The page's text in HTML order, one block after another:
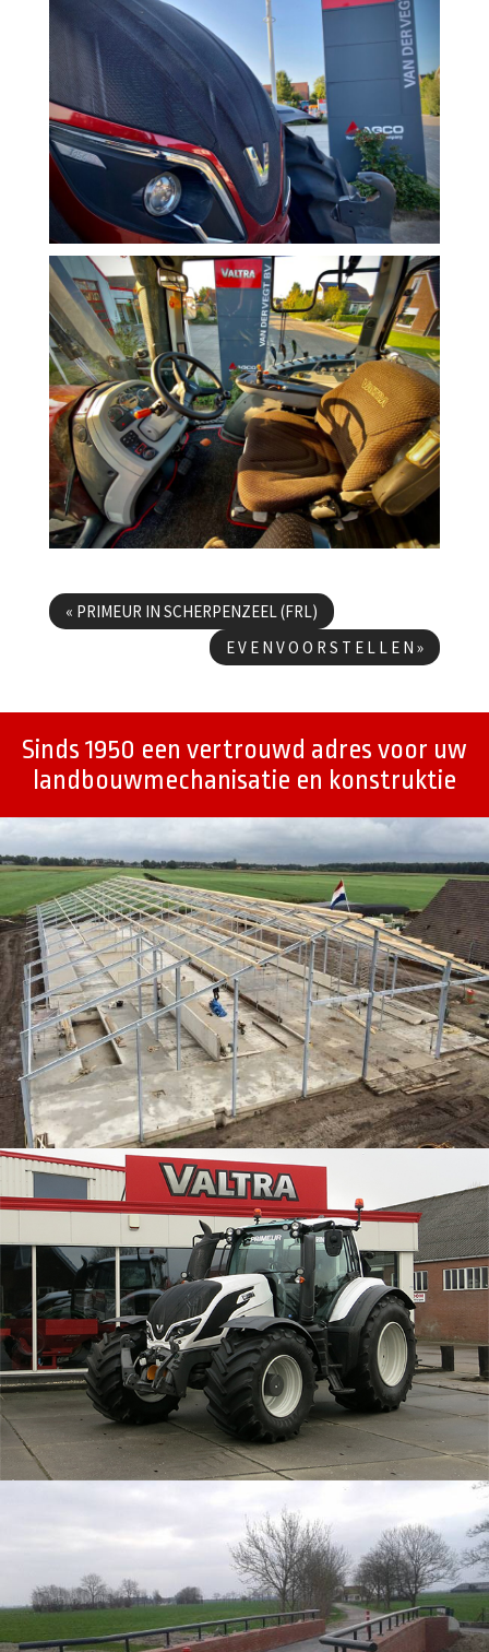
Berichtenmenu
« PRIMEUR IN SCHERPENZEEL (FRL)
E V E N V O O R S T E L L E N »
Sinds 1950 een vertrouwd adres voor uw
landbouwmechanisatie en konstruktie